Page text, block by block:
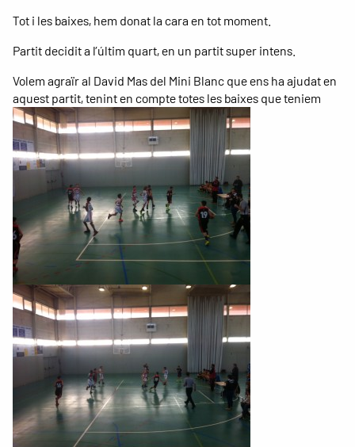
Tot i les baixes, hem donat la cara en tot moment.
Partit decidit a l’últim quart, en un partit super intens.
Volem agraïr al David Mas del Mini Blanc que ens ha ajudat en
aquest partit, tenint en compte totes les baixes que teniem